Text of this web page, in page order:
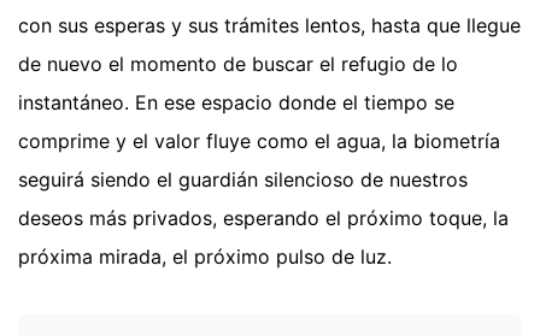
con sus esperas y sus trámites lentos, hasta que llegue
de nuevo el momento de buscar el refugio de lo
instantáneo. En ese espacio donde el tiempo se
comprime y el valor fluye como el agua, la biometría
seguirá siendo el guardián silencioso de nuestros
deseos más privados, esperando el próximo toque, la
próxima mirada, el próximo pulso de luz.